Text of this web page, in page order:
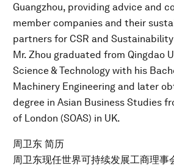
Guangzhou, providing advice and
member companies and their
partners for CSR and
Mr. Zhou graduated from Qingdao
Science & Technology with his
Machinery Engineering and later
degree in Asian Business Studies
of London (SOAS) in UK.
周卫东 简历
周卫东现任世界可持续发展工商理事